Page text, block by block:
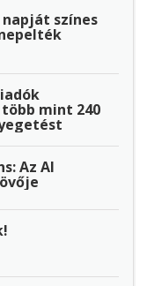
színes
mint 240
Az AI